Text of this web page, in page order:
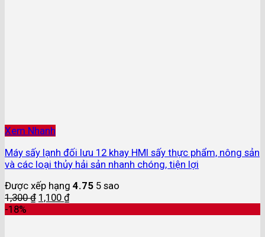
Xem Nhanh
Máy sấy lạnh đối lưu 12 khay HMI sấy thực phẩm, nông sản
và các loại thủy hải sản nhanh chóng, tiện lợi
Được xếp hạng 4.75 5 sao
1,300₫ 1,100 ₫
-18%